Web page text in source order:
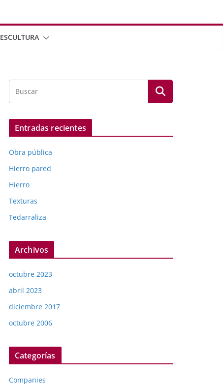
ESCULTURA
Entradas recientes
Obra pública
Hierro pared
Hierro
Texturas
Tedarraliza
Archivos
octubre 2023
abril 2023
diciembre 2017
octubre 2006
Categorías
Companies